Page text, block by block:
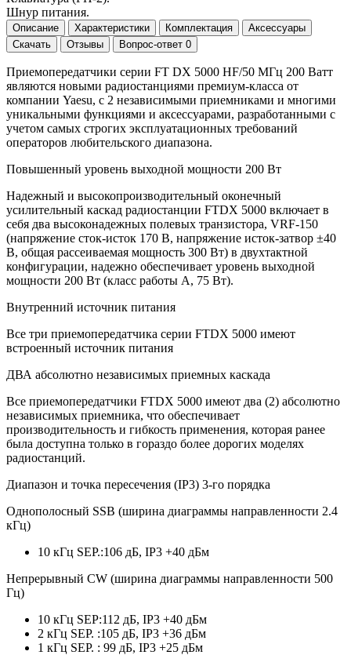
Шнур питания.
Описание Характеристики Комплектация
Аксессуары
Скачать
Отзывы Вопрос-ответ 0
Приемопередатчики серии FT DX 5000 HF/50 МГц 200 Ватт
являются новыми радиостанциями премиум-класса от
компании Yaesu, с 2 независимыми приемниками и многими
уникальными функциями и аксессуарами, разработанными с
учетом самых строгих эксплуатационных требований
операторов любительского диапазона.
Повышенный уровень выходной мощности 200 Вт
Надежный и высокопроизводительный оконечный
усилительный каскад радиостанции FTDX 5000 включает в
себя два высоконадежных полевых транзистора, VRF-150
(напряжение сток-исток 170 В, напряжение исток-затвор ±40
В, общая рассеиваемая мощность 300 Вт) в двухтактной
конфигурации, надежно обеспечивает уровень выходной
мощности 200 Вт (класс работы А, 75 Вт).
Внутренний источник питания
Все три приемопередатчика серии FTDX 5000 имеют
встроенный источник питания
ДВА абсолютно независимых приемных каскада
Все приемопередатчики FTDX 5000 имеют два (2) абсолютно
независимых приемника, что обеспечивает
производительность и гибкость применения, которая ранее
была доступна только в гораздо более дорогих моделях
радиостанций.
Диапазон и точка пересечения (IP3) 3-го порядка
Однополосный SSB (ширина диаграммы направленности 2.4
кГц)
10 кГц SEP.:106 дБ, IP3 +40 дБм
Непрерывный CW (ширина диаграммы направленности 500
Гц)
10 кГц SEP:112 дБ, IP3 +40 дБм
2 кГц SEP. :105 дБ, IP3 +36 дБм
1 кГц SEP. : 99 дБ, IP3 +25 дБм